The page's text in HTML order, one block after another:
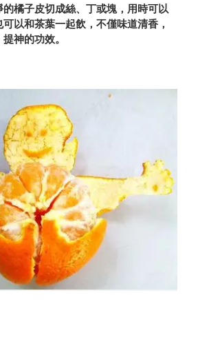
橘子皮切成絲、丁或塊，用時可以
以和茶葉一起飲，不僅味道清香，
神的功效。